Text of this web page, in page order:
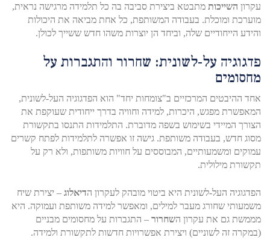
עקרון השייכות מתבטא ביצירת סביבה בה כל תלמידה מרגישה נראית,
מוערכת ומוכלת. בעבודה המשותפת, כל אחת מביאה את היכולות
והידע הייחודיים שלה, וביחד הן יוצרות משהו חדש ששייך לכולן.
פדגוגיה על-לשונית: שחרור והתגברות על
מחסומים
אחד ההיבטים המרכזיים ב"צומחות יחד" הוא הפדגוגיה העל-לשונית,
המאפשרת מפגש, היכרות, למידה וחוויה בדרך ייחודית שעוקפת את
הצורך המיידי בשימוש בשפה מדוברת. התלמידות התנסו בתקשורת
מסוג חדש, בעבודה משותפת. גישה זו אפשרה לתלמידות לפתח קשרים
עמוקים ומשמעותיים, המבוססים על חוויות משותפות, ולא רק על
תקשורת מילולית.
הפדגוגיה העל-לשונית היא ביטוי מובהק לעקרון הדיאלוג – יצירת שיח
משמעותי שחורג מעבר למילים, ומאפשר למידה משותפת ועמוקה. היא
מממשת גם את עקרון השחרור – התגברות על מחסומים מבניים
(במקרה זה לשוניים) ויצירת אפשרויות חדשות לתקשורת ולמידה.